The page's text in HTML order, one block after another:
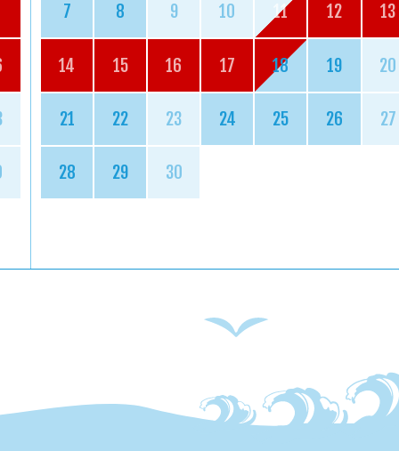
7 8 9 10 11 12 13
14 15 16 17 18 19 20
21 22 23 24 25 26 27
28 29 30